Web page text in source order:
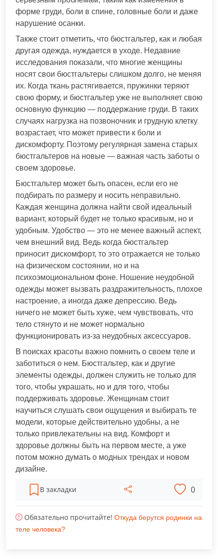
форме груди, боли в спине, головные боли и даже
нарушение осанки.
Также стоит отметить, что бюстгальтер, как и любая
другая одежда, нуждается в уходе. Недавние
исследования показали, что многие женщины
носят свои бюстгальтеры слишком долго, не меняя
их. Когда ткань растягивается, пружинки теряют
свою форму, и бюстгальтер уже не выполняет свою
основную функцию — поддержание груди. В таких
случаях нагрузка на позвоночник и грудную клетку
возрастает, что может привести к боли и
дискомфорту. Поэтому регулярная замена старых
бюстгальтеров на новые — важная часть заботы о
своем здоровье.
Бюстгальтер может быть опасен, если его не
подбирать по размеру и носить неправильно.
Каждая женщина должна найти свой идеальный
вариант, который будет не только красивым, но и
удобным. Удобство — это не менее важный аспект,
чем внешний вид. Ведь когда бюстгальтер
приносит дискомфорт, то это отражается не только
на физическом состоянии, но и на
психоэмоциональном фоне. Ношение неудобной
одежды может вызвать раздражительность, плохое
настроение, а иногда даже депрессию. Ведь
ничего не может быть хуже, чем чувствовать, что
тело стянуто и не может нормально
функционировать из-за неудобных аксессуаров.
В поисках красоты важно помнить о своем теле и
заботиться о нем. Бюстгальтер, как и другие
элементы одежды, должен служить не только для
того, чтобы украшать, но и для того, чтобы
поддерживать здоровье. Женщинам стоит
научиться слушать свои ощущения и выбирать те
модели, которые действительно удобны, а не
только привлекательны на вид. Комфорт и
здоровье должны быть на первом месте, а уже
потом можно думать о модных трендах и новом
дизайне.
В закладки 0
Обязательно прочитайте! Откуда берутся родинки на
теле человека?